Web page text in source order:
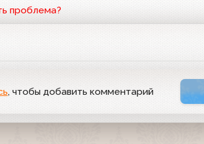
проблема?
, чтобы добавить комментарий